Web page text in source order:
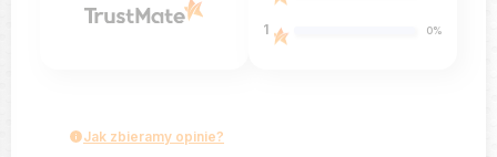
1 0%
Jak zbieramy opinie?